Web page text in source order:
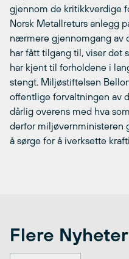
gjennom de kritikkverdige
Norsk Metallreturs anlegg
nærmere gjennomgang av
har fått tilgang til, viser det
har kjent til forholdene i
stengt. Miljøstiftelsen
offentlige forvaltningen av
dårlig overens med hva
derfor miljøvernministeren
å sørge for å iverksette
Flere Nyheter